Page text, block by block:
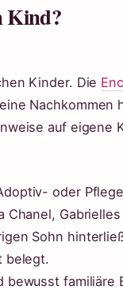
Kind?
Kinder. Die
Nachkommen
auf eigene
oder
Chanel,
Sohn
belegt.
bewusst familiäre